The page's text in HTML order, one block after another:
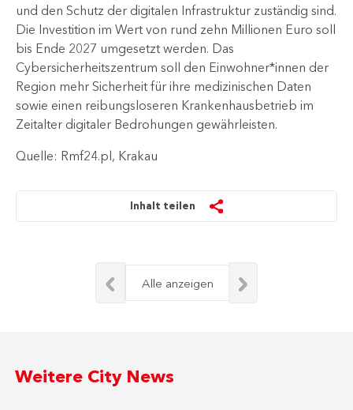
und den Schutz der digitalen Infrastruktur zuständig sind.
Die Investition im Wert von rund zehn Millionen Euro soll
bis Ende 2027 umgesetzt werden. Das
Cybersicherheitszentrum soll den Einwohner*innen der
Region mehr Sicherheit für ihre medizinischen Daten
sowie einen reibungsloseren Krankenhausbetrieb im
Zeitalter digitaler Bedrohungen gewährleisten.
Quelle: Rmf24.pl, Krakau
Inhalt teilen
Alle anzeigen
Weitere City News